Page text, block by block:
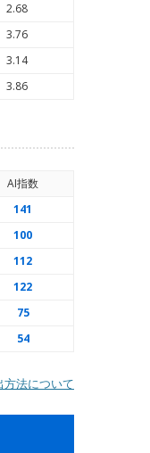
2.68
3.76
3.14
3.86
AI指数
141
100
112
122
75
54
方法について